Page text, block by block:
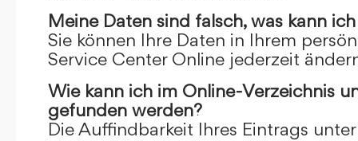
Meine Daten sind falsch, was kann
Sie können Ihre Daten in Ihrem
Service Center Online jederzeit
Wie kann ich im Online-Verzeichnis
gefunden werden?
Die Auffindbarkeit Ihres Eintrags